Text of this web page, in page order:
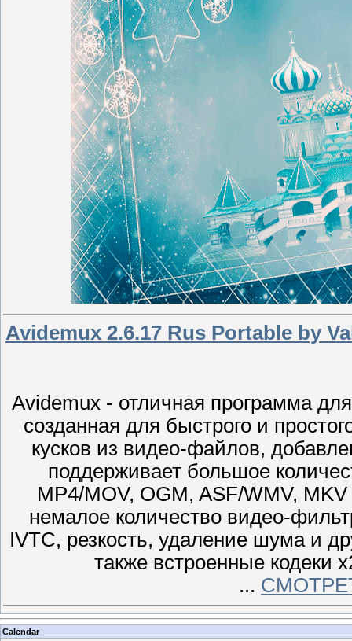
Avidemux 2.6.17 Rus Portable by
Avidemux - отличная программа
созданная для быстрого и
кусков из видео-файлов,
поддерживает большое
MP4/MOV, OGM, ASF/WMV,
немалое количество видео-
IVTC, резкость, удаление шума и
также встроенные кодеки
...
Calendar